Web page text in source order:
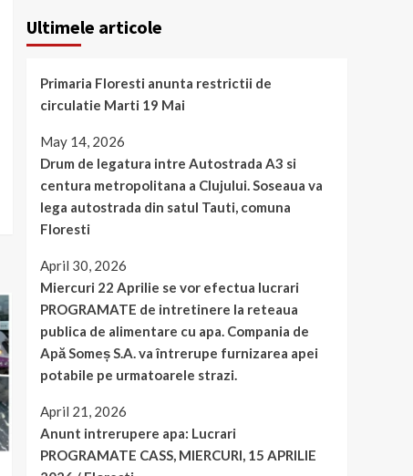
Ultimele articole
Primaria Floresti anunta restrictii de
circulatie Marti 19 Mai
May 14, 2026
Drum de legatura intre Autostrada A3 si
centura metropolitana a Clujului. Soseaua va
lega autostrada din satul Tauti, comuna
Floresti
April 30, 2026
Miercuri 22 Aprilie se vor efectua lucrari
PROGRAMATE de intretinere la reteaua
publica de alimentare cu apa. Compania de
Apă Someș S.A. va întrerupe furnizarea apei
potabile pe urmatoarele strazi.
April 21, 2026
Anunt intrerupere apa: Lucrari
PROGRAMATE CASS, MIERCURI, 15 APRILIE